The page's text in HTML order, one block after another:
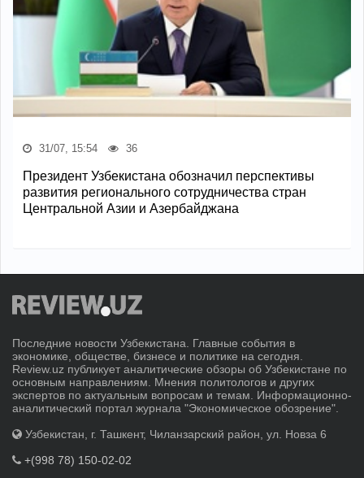
31/07, 15:54 36
Президент Узбекистана обозначил перспективы
развития регионального сотрудничества стран
Центральной Азии и Азербайджана
Последние новости Узбекистана. Главные события в
экономике, обществе, бизнесе и политике на сегодня.
Review.uz публикует аналитические обзоры об Узбекистане по
основным направлениям. Мнения политологов и других
экспертов по актуальным вопросам и темам. Информационно-
аналитический портал журнала "Экономическое обозрение".
Узбекистан, г. Ташкент, Чиланзарский район, ул. Новза 6
+(998 78) 150-02-02